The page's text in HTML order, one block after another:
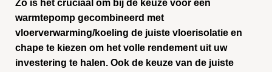
Zo is het cruciaal om bij de keuze voor een
warmtepomp gecombineerd met
vloerverwarming/koeling de juiste vloerisolatie en
chape te kiezen om het volle rendement uit uw
investering te halen. Ook de keuze van de juiste